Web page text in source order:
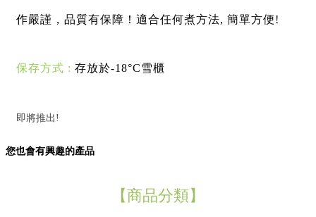
作嚴謹，品質有保障！適合任何煮方法, 簡單方便!
保存方式 : 存放於-18°C雪櫃
即將推出!
您也會有興趣的產品
【商品分類】